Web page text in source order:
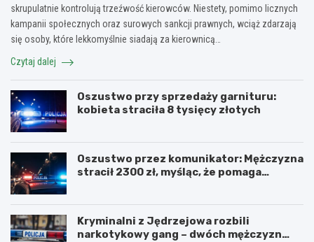
skrupulatnie kontrolują trzeźwość kierowców. Niestety, pomimo licznych
kampanii społecznych oraz surowych sankcji prawnych, wciąż zdarzają
się osoby, które lekkomyślnie siadają za kierownicą…
Czytaj dalej
Oszustwo przy sprzedaży garnituru:
kobieta straciła 8 tysięcy złotych
Oszustwo przez komunikator: Mężczyzna
stracił 2300 zł, myśląc, że pomaga
Kryminalni z Jędrzejowa rozbili
narkotykowy gang – dwóch mężczyzn